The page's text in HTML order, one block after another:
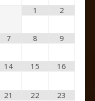
1
2
7 8 9
14 15 16
21 22 23